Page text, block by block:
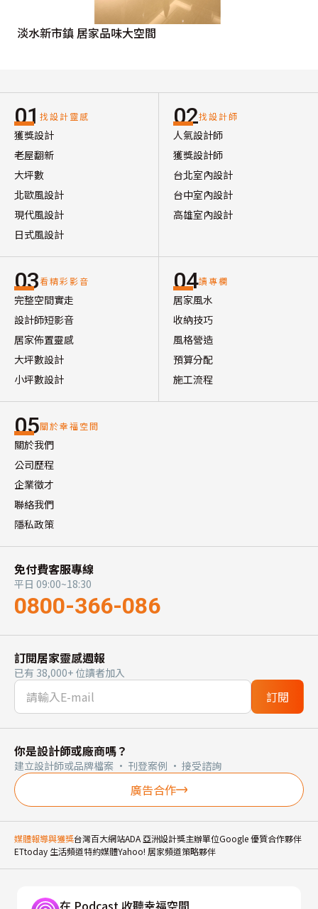
淡水新市鎮 居家品味大空間
01 找設計靈感
獲獎設計
老屋翻新
大坪數
北歐風設計
現代風設計
日式風設計
02找設計師
人氣設計師
獲獎設計師
台北室內設計
台中室內設計
高雄室內設計
03看精彩影音
完整空間實走
設計師短影音
居家佈置靈感
大坪數設計
小坪數設計
04讀專欄
居家風水
收納技巧
風格營造
預算分配
施工流程
05關於幸福空間
關於我們
公司歷程
企業徵才
聯絡我們
隱私政策
免付費客服專線
平日 09:00~18:30
0800-366-086
訂閱居家靈感週報
已有 38,000+ 位讀者加入
訂閱
你是設計師或廠商嗎？
建立設計師或品牌檔案 · 刊登案例 · 接受諮詢
廣告合作
媒體報導與獲獎台灣百大網站ADA 亞洲設計獎主辦單位Google 優質合作夥伴
ETtoday 生活頻道特約媒體Yahoo! 居家頻道策略夥伴